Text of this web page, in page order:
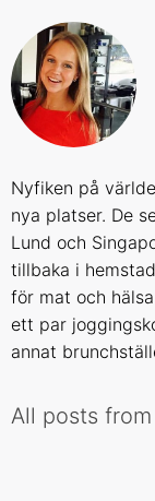
Find an office near you
About us
Who we are
Join the team
Nyfiken på
nya platser. De
Lund och
tillbaka i
för mat och
ett par
annat
All posts